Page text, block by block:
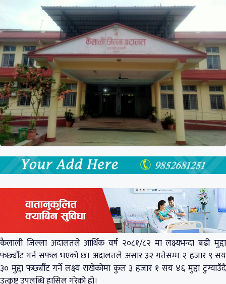
कैलाली जिल्ला अदालतले आर्थिक वर्ष २०८१/८२ मा लक्ष्यभन्दा बढी मुद्दा
फर्छ्यौट गर्न सफल भएको छ। अदालतले असार ३२ गतेसम्म २ हजार ९ सय
३० मुद्दा फर्छ्यौट गर्ने लक्ष्य राखेकोमा कुल ३ हजार १ सय ४६ मुद्दा टुंग्याउँदै
उत्कृष्ट उपलब्धि हासिल गरेको हो।